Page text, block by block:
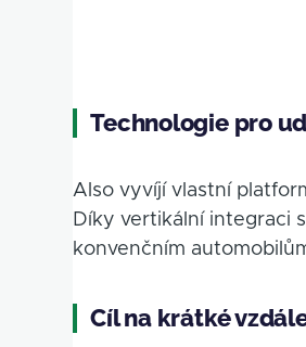
Technologie pro
Also vyvíjí vlastní
Díky vertikální integraci
konvenčním
Cíl na krátké